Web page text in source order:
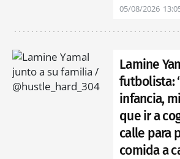
05/08/2026
Lamine
futbolista:
infancia,
que ir a
calle para
comida a